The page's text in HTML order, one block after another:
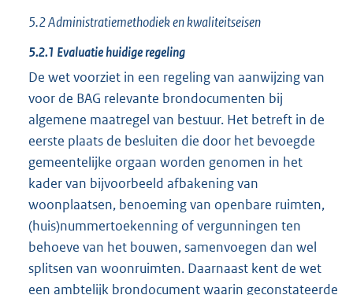
5.2 Administratiemethodiek en kwaliteitseisen
5.2.1 Evaluatie huidige regeling
De wet voorziet in een regeling van aanwijzing van
voor de BAG relevante brondocumenten bij
algemene maatregel van bestuur. Het betreft in de
eerste plaats de besluiten die door het bevoegde
gemeentelijke orgaan worden genomen in het
kader van bijvoorbeeld afbakening van
woonplaatsen, benoeming van openbare ruimten,
(huis)nummertoekenning of vergunningen ten
behoeve van het bouwen, samenvoegen dan wel
splitsen van woonruimten. Daarnaast kent de wet
een ambtelijk brondocument waarin geconstateerde